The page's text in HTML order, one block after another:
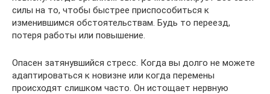
силы на то, чтобы быстрее приспособиться к
изменившимся обстоятельствам. Будь то переезд,
потеря работы или повышение.
Опасен затянувшийся стресс. Когда вы долго не можете
адаптироваться к новизне или когда перемены
происходят слишком часто. Он истощает нервную